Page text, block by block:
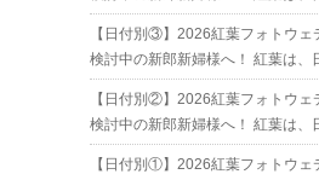
【日付別③】2026紅葉フォトウェ
検討中の新郎新婦様へ！ 紅葉は、
【日付別②】2026紅葉フォトウェ
検討中の新郎新婦様へ！ 紅葉は、
【日付別①】2026紅葉フォトウェ